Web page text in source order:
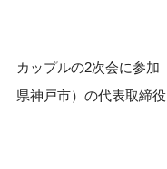
カップルの2次会に参
県神戸市）の代表取締